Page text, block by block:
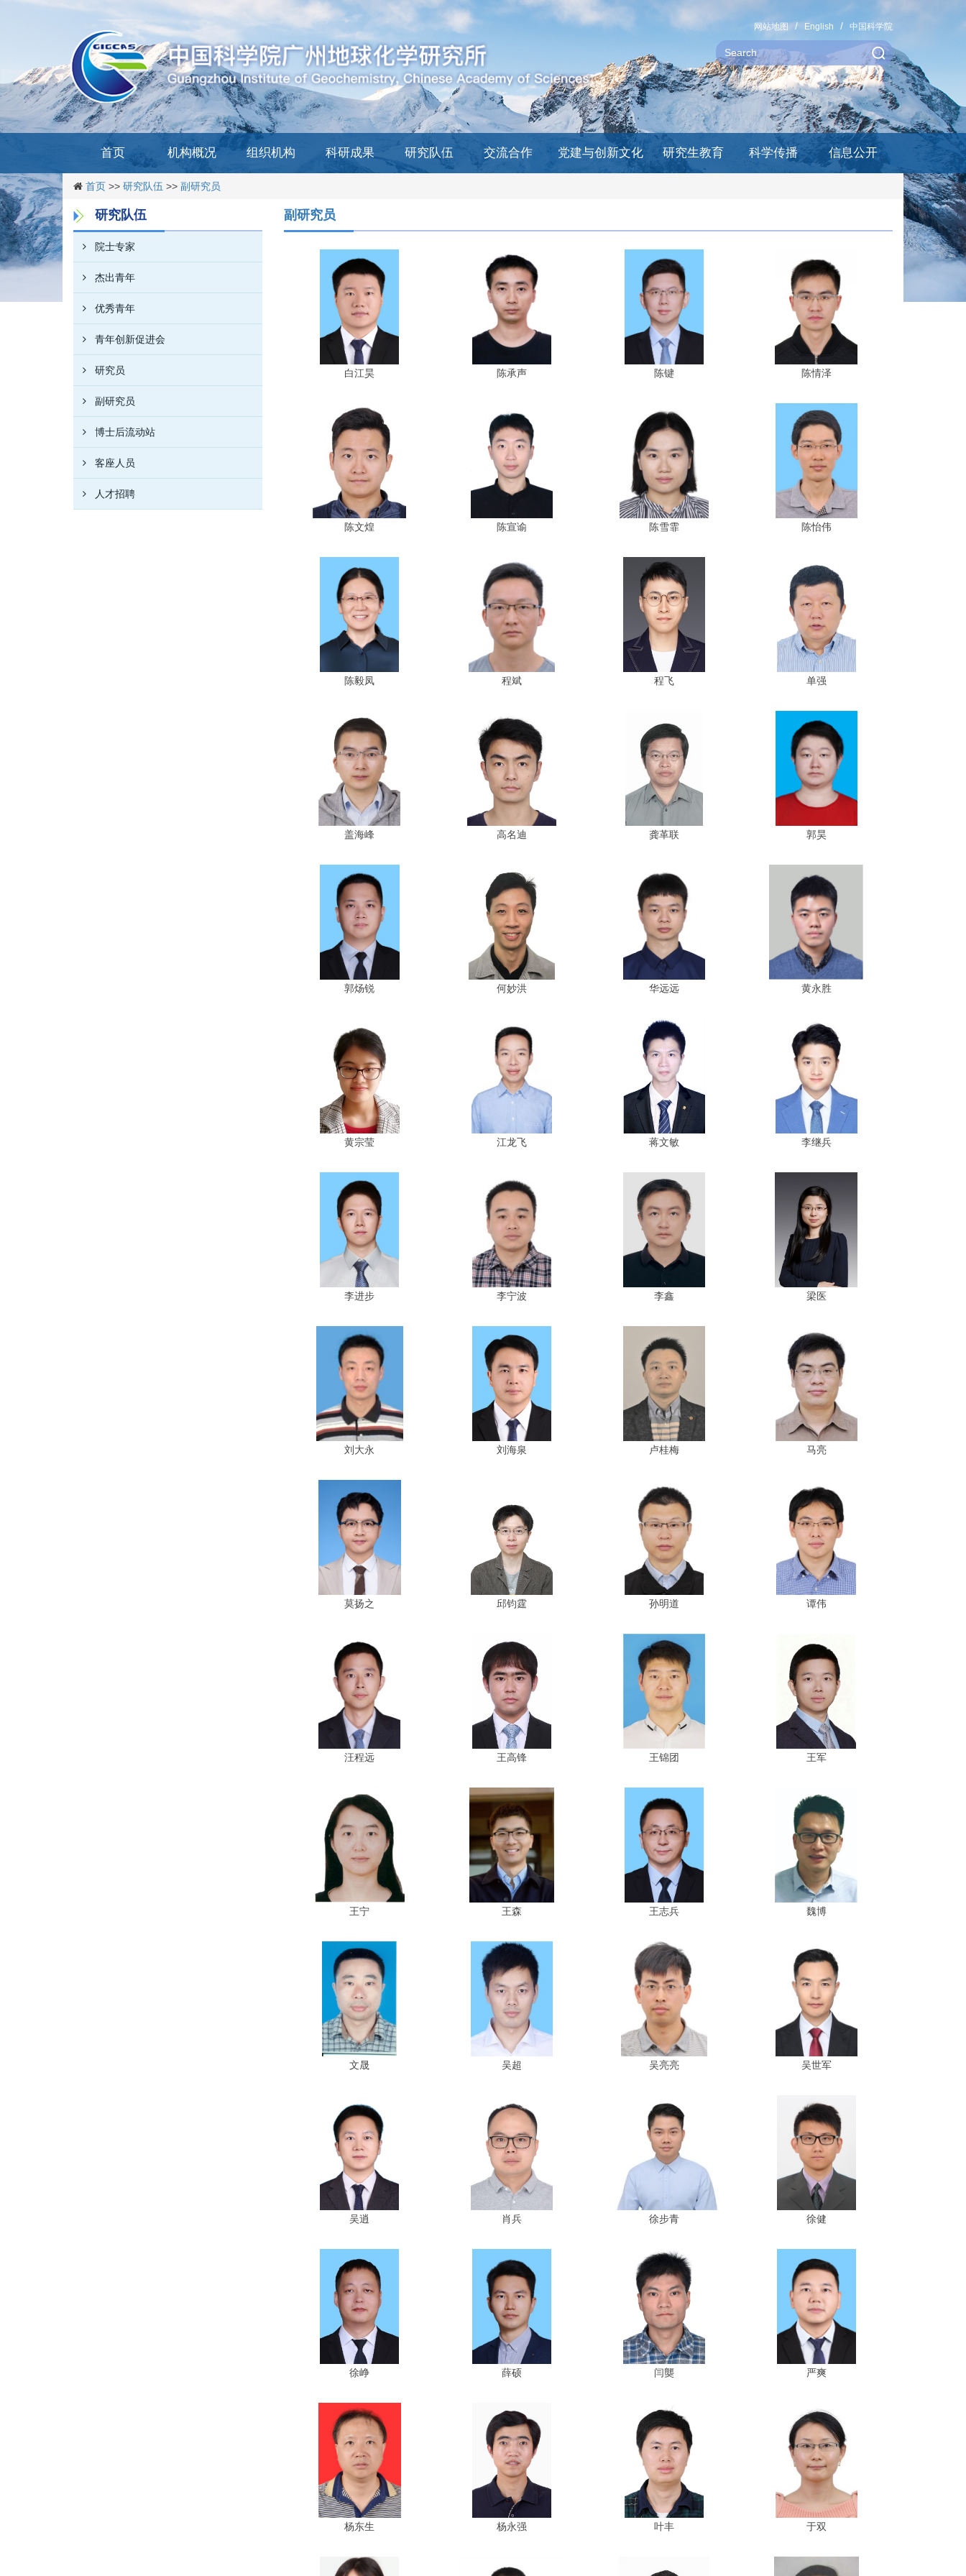
网站地图 English 中国科学院
首页 机构概况 组织机构 科研成果 研究队伍 交流合作 党建与创新文化 研究生教育 科学传播 信息公开
首页 >> 研究队伍 >> 副研究员
研究队伍
院士专家
杰出青年
优秀青年
青年创新促进会
研究员
副研究员
博士后流动站
客座人员
人才招聘
副研究员
白江昊 陈承声 陈键 陈情泽
陈文煌 陈宣谕 陈雪霏 陈怡伟
陈毅凤 程斌 程飞 单强
盖海峰 高名迪 龚革联 郭昊
郭炀锐 何妙洪 华远远 黄永胜
黄宗莹 江龙飞 蒋文敏 李继兵
李进步 李宁波 李鑫 梁医
刘大永 刘海泉 卢桂梅 马亮
莫扬之 邱钧霆 孙明道 谭伟
汪程远 王高锋 王锦团 王军
王宁 王森 王志兵 魏博
文晟 吴超 吴亮亮 吴世军
吴逍 肖兵 徐步青 徐健
徐峥 薛硕 闫龑 严爽
杨东生 杨永强 叶丰 于双